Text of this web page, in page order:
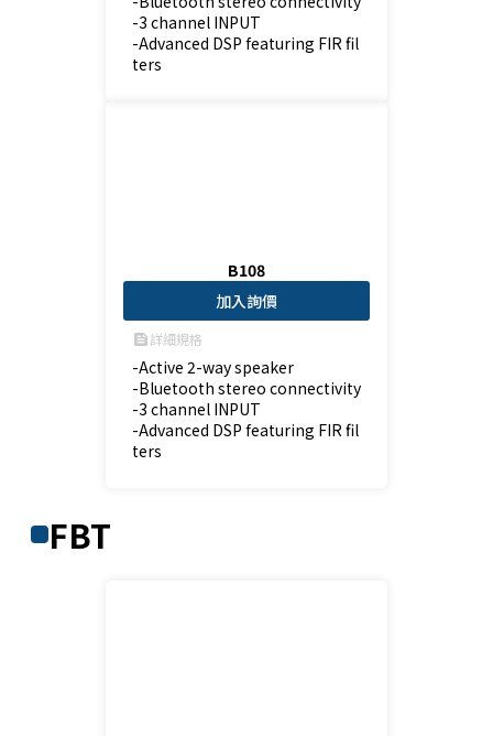
-3 channel INPUT
-Advanced DSP featuring FIR fil
ters
B108
加入詢價
feed詳細規格
-Active 2-way speaker
-Bluetooth stereo connectivity
-3 channel INPUT
-Advanced DSP featuring FIR fil
ters
FBT